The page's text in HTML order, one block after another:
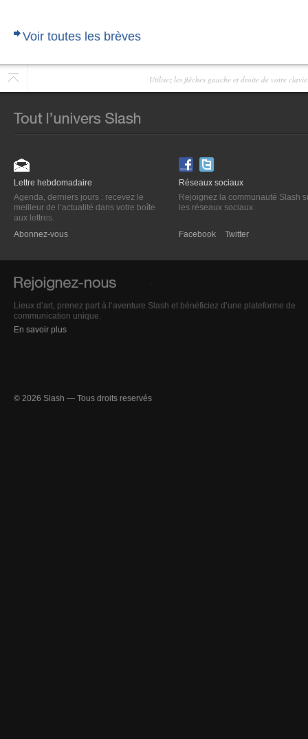
Voir toutes les brèves
Utilisez les flêches gauche et droite de votre
Lettre hebdomadaire
Agenda, derniers jours : recevez le
meilleur de l’actualité dans votre boîte
aux lettres.
Abonnez-vous
Réseaux sociaux
Rejoignez la communauté Slash
les réseaux sociaux.
Facebook Twitter
Lieux d’art, prenez part à l’aventure Slash et bénéficiez d’une plateforme de
communication unique.
En savoir plus
© 2026 Slash — Tous droits reservés